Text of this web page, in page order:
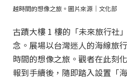
越時間的想像之旅。圖片來源｜文化部
古蹟大樓 1 樓的「未來旅行社
念。展場以台灣迷人的海線旅
時間的想像之旅。觀者在此刻
報到手續後，隨即踏入設置「